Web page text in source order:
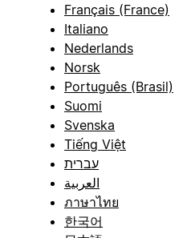
Français (France)
Italiano
Nederlands
Norsk
Português (Brasil)
Suomi
Svenska
Tiếng Việt
עברית
العربية
ภาษาไทย
한국어